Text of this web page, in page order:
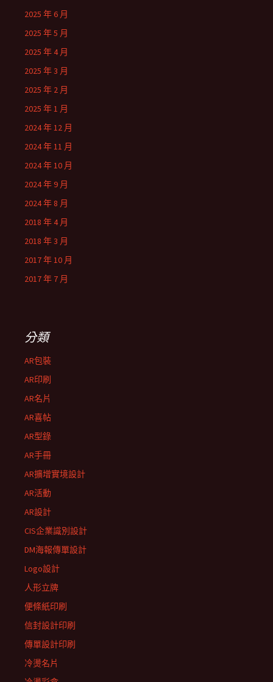
2025 年 6 月
2025 年 5 月
2025 年 4 月
2025 年 3 月
2025 年 2 月
2025 年 1 月
2024 年 12 月
2024 年 11 月
2024 年 10 月
2024 年 9 月
2024 年 8 月
2018 年 4 月
2018 年 3 月
2017 年 10 月
2017 年 7 月
分類
AR包裝
AR印刷
AR名片
AR喜帖
AR型錄
AR手冊
AR擴增實境設計
AR活動
AR設計
CIS企業識別設計
DM海報傳單設計
Logo設計
人形立牌
便條紙印刷
信封設計印刷
傳單設計印刷
冷燙名片